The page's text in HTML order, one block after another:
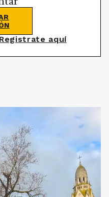
Registrate aquí